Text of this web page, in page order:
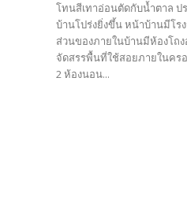
โทนสีเทาอ่อนตัดกับน้ำตาล
บ้านโปร่งยิ่งขึ้น หน้าบ้านมีโ
ส่วนของภายในบ้านมีห้องโถ
จัดสรรพื้นที่ใช้สอยภายในคร
2 ห้องนอน...